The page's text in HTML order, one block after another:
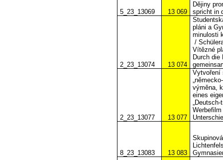
5_23_13069 13 069
Dějiny
spricht in
2_23_13074 13 074
pláni a
minulosti
/
Vítězné
Durch die
2_23_13077 13 077
Vytvoření
výměna,
eines
8_23_13083 13 083